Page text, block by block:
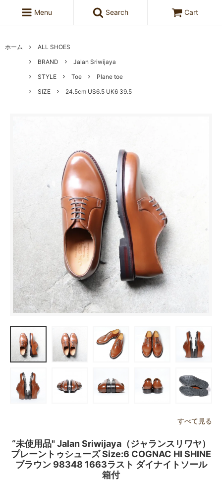
Menu Search Cart
ホーム
ALL SHOES
BRAND
Jalan Sriwijaya
STYLE
Toe
Plane toe
SIZE
24.5cm US6.5 UK6 39.5
すべて見る
“未使用品" Jalan Sriwijaya（ジャランスリワヤ）
プレーントゥシューズ Size:6 COGNAC HI SHINE
ブラウン 98348 1663ラスト ダイナイトソール
箱付